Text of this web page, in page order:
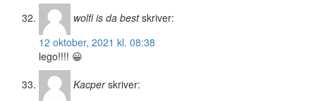
wolfi is da best skriver:
12 oktober, 2021 kl. 08:38
lego!!!! 😀
Kacper skriver: